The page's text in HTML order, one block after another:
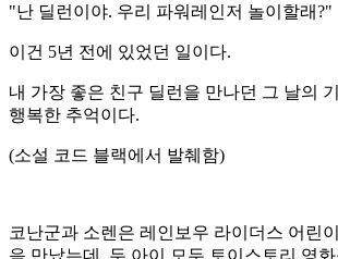
"난 딜런이야. 우리 파워레인저 놀이할래?"
이건 5년 전에 있었던 일이다.
내 가장 좋은 친구 딜런을 만나던 그 날의
행복한 추억이다.
(소설 코드 블랙에서 발췌함)
코난군과 소렌은 레인보우 라이더스 어린
음 만났는데, 두 아이 모두 토이스토리 영